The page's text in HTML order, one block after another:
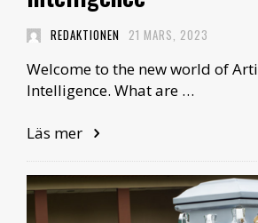
REDAKTIONEN 21 MARS, 2023
Welcome to the new world of
Intelligence. What are …
Läs mer